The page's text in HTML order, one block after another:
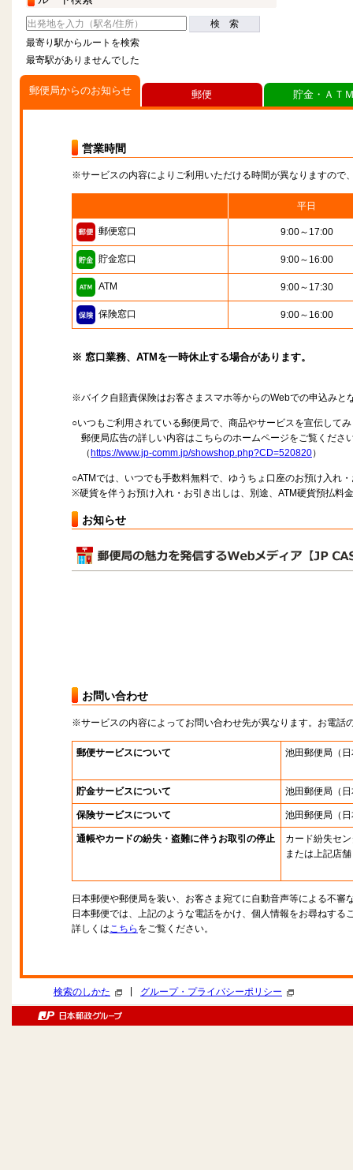
検 索
最寄り駅からルートを検索
最寄駅がありませんでした
郵便局からのお知らせ
営業時間
※サービスの内容によりご利用いただける時間が異なりますので
平日
郵便窓口 9:00～17:00
貯金窓口 9:00～16:00
ATM 9:00～17:30
保険窓口 9:00～16:00
※ 窓口業務、ATMを一時休止する場合があります。
※バイク自賠責保険はお客さまスマホ等からのWebでの申込みと
○いつもご利用されている郵便局で、商品やサービスを宣伝して
郵便局広告の詳しい内容はこちらのホームページをご覧くださ
（ https://www.jp-comm.jp/showshop.php?CD=520820）
○ATMでは、いつでも手数料無料で、ゆうちょ口座のお預け入れ
※硬貨を伴うお預け入れ・お引き出しは、別途、ATM硬貨預払料
お知らせ
お問い合わせ
※サービスの内容によってお問い合わせ先が異なります。お電話
郵便サービスについて 池田郵便局 （
貯金サービスについて 池田郵便局 （
保険サービスについて 池田郵便局 （
通帳やカードの紛失・盗難に伴うお取引の停止
カード紛失セ
または上記店舗
日本郵便や郵便局を装い、お客さま宛てに自動音声等による不審
日本郵便では、上記のような電話をかけ、個人情報をお尋ねする
詳しくはこちら をご覧ください。
郵便 貯金・ＡＴ
検索のしかた グループ・プライバシーポリシー